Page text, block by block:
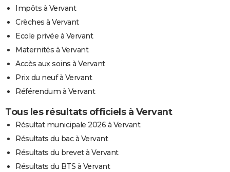
Impôts à Vervant
Crèches à Vervant
Ecole privée à Vervant
Maternités à Vervant
Accès aux soins à Vervant
Prix du neuf à Vervant
Référendum à Vervant
Tous les résultats officiels à Vervant
Résultat municipale 2026 à Vervant
Résultats du bac à Vervant
Résultats du brevet à Vervant
Résultats du BTS à Vervant